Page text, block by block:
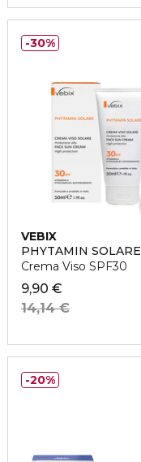
VEBIX
PHYTAMIN SOLARE
Crema Viso SPF30
9,90 €
14,14 €
30%
20%